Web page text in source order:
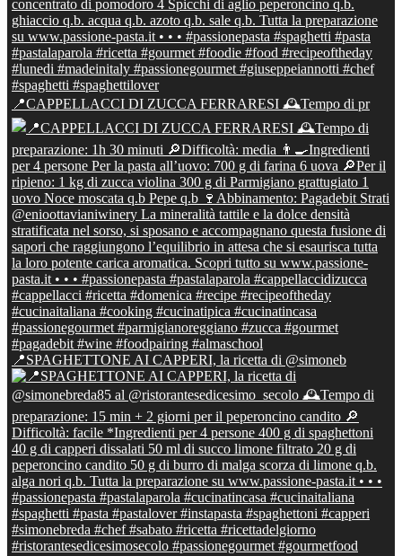
📍CAPPELLACCI DI ZUCCA FERRARESI 🕰Tempo di pr
📍SPAGHETTONE AI CAPPERI, la ricetta di @simoneb